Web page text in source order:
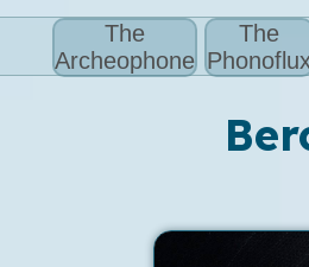
The
Archeophone
The